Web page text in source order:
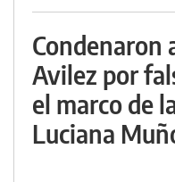
Condenaron
Avilez por
el marco de
Luciana